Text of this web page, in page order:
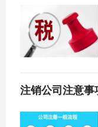
注销公司注意